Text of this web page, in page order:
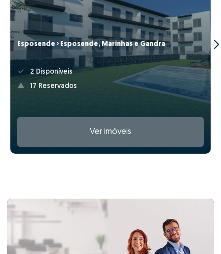
Esposende › Esposende, Marinhas e Gandra
2 Disponíveis
17 Reservados
Ver imóveis